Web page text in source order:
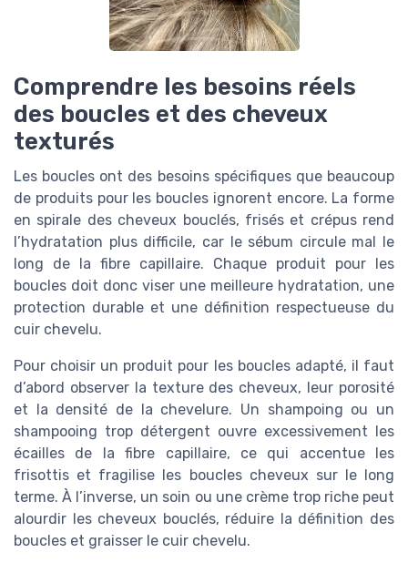
Comprendre les besoins réels
des boucles et des cheveux
texturés
Les boucles ont des besoins spécifiques que beaucoup
de produits pour les boucles ignorent encore. La forme
en spirale des cheveux bouclés, frisés et crépus rend
l’hydratation plus difficile, car le sébum circule mal le
long de la fibre capillaire. Chaque produit pour les
boucles doit donc viser une meilleure hydratation, une
protection durable et une définition respectueuse du
cuir chevelu.
Pour choisir un produit pour les boucles adapté, il faut
d’abord observer la texture des cheveux, leur porosité
et la densité de la chevelure. Un shampoing ou un
shampooing trop détergent ouvre excessivement les
écailles de la fibre capillaire, ce qui accentue les
frisottis et fragilise les boucles cheveux sur le long
terme. À l’inverse, un soin ou une crème trop riche peut
alourdir les cheveux bouclés, réduire la définition des
boucles et graisser le cuir chevelu.